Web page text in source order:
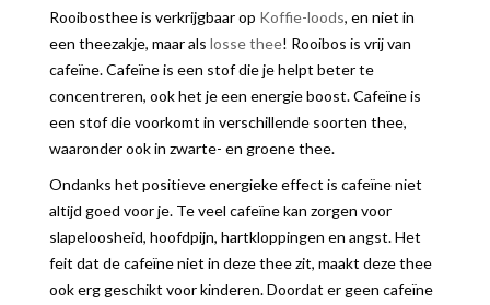
Rooibosthee is verkrijgbaar op Koffie-loods, en niet in
een theezakje, maar als losse thee! Rooibos is vrij van
cafeïne. Cafeïne is een stof die je helpt beter te
concentreren, ook het je een energie boost. Cafeïne is
een stof die voorkomt in verschillende soorten thee,
waaronder ook in zwarte- en groene thee.
Ondanks het positieve energieke effect is cafeïne niet
altijd goed voor je. Te veel cafeïne kan zorgen voor
slapeloosheid, hoofdpijn, hartkloppingen en angst. Het
feit dat de cafeïne niet in deze thee zit, maakt deze thee
ook erg geschikt voor kinderen. Doordat er geen cafeïne